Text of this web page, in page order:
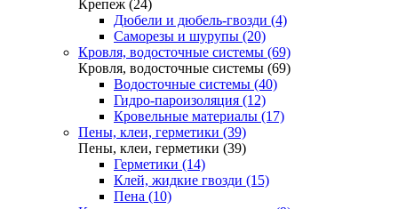
Крепеж (24)
Дюбели и дюбель-гвозди (4)
Саморезы и шурупы (20)
Кровля, водосточные системы (69)
Кровля, водосточные системы (69)
Водосточные системы (40)
Гидро-пароизоляция (12)
Кровельные материалы (17)
Пены, клеи, герметики (39)
Пены, клеи, герметики (39)
Герметики (14)
Клей, жидкие гвозди (15)
Пена (10)